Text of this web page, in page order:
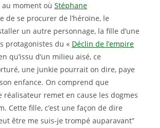
au moment où Stéphane
de se procurer de l’héroïne, le
un autre personnage, la fille d’une
protagonistes du « Déclin de l’empire
qu’issu d’un milieu aisé, ce
une junkie pourrait on dire, paye
enfance. On comprend que
réalisateur remet en cause les dogmes
Cette fille, c’est une façon de dire
être me suis-je trompé auparavant”